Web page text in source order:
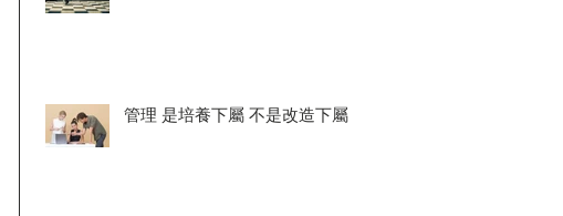
管理 是培養下屬 不是改造下屬